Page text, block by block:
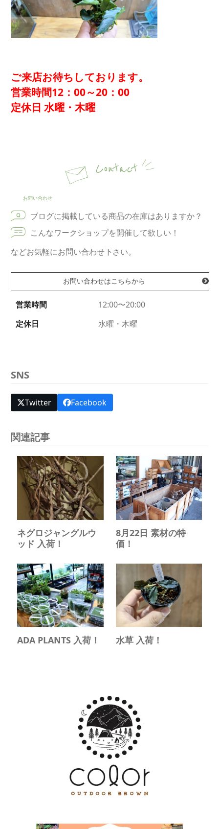
ご来店お待ちしております。
営業時間12：00～20：00
定休日 水曜・木曜
Contact
お問い合わせ
ブログに掲載している商品の在庫はありますか？
こんなワークショップを開催して欲しい！
などお気軽にお問い合わせ下さい。
お問い合わせはこちらから
営業時間
12:00〜20:00
定休日
水曜・木曜
SNS
Twitter Facebook
関連記事
ネグロジャングルウ
ッド 入荷！
8月22日 素材の特
価！
ADA PLANTS 入荷！ 水草 入荷！